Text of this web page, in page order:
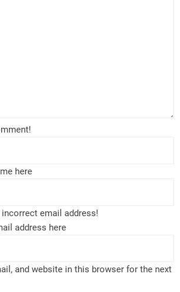
here
incorrect email address!
address here
and website in this browser for the next